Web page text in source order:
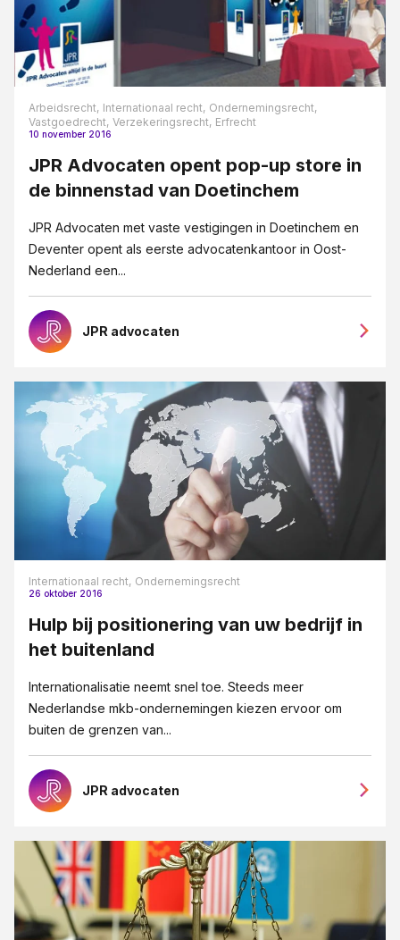
Arbeidsrecht, Internationaal recht, Ondernemingsrecht,
Vastgoedrecht, Verzekeringsrecht, Erfrecht
10 november 2016
JPR Advocaten opent pop-up store in
de binnenstad van Doetinchem
JPR Advocaten met vaste vestigingen in Doetinchem en
Deventer opent als eerste advocatenkantoor in Oost-
Nederland een...
JPR advocaten
Internationaal recht, Ondernemingsrecht
26 oktober 2016
Hulp bij positionering van uw bedrijf in
het buitenland
Internationalisatie neemt snel toe. Steeds meer
Nederlandse mkb-ondernemingen kiezen ervoor om
buiten de grenzen van...
JPR advocaten